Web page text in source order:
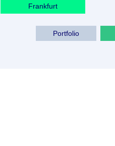
Frankfurt
Portfolio